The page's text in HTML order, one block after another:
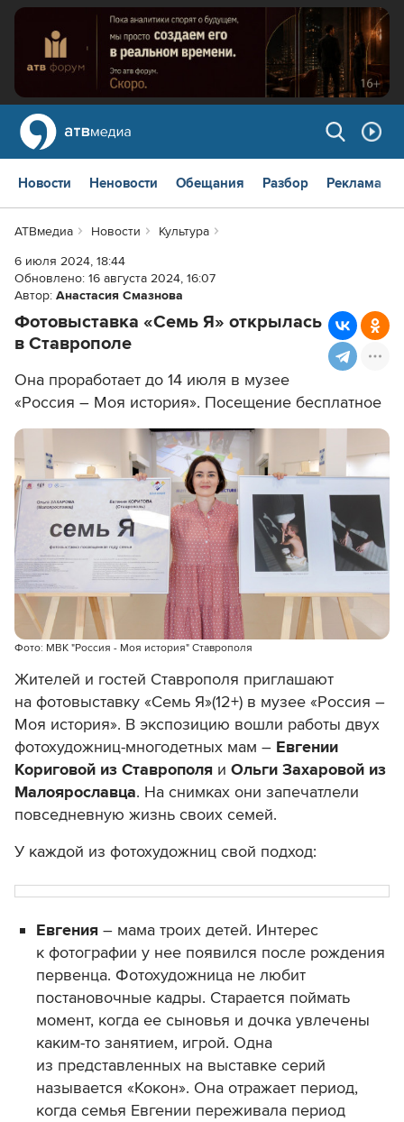
Новости Неновости Обещания Разбор Реклама
АТВмедиа Новости
Культура
6 июля 2024, 18:44
Обновлено: 16 августа 2024, 16:07
Автор: Анастасия Смазнова
Фотовыставка «Семь Я» открылась
в Ставрополе
Она проработает до 14 июля в музее
«Россия – Моя история». Посещение бесплатное
Фото: МВК "Россия - Моя история" Ставрополя
Жителей и гостей Ставрополя приглашают
на фотовыставку «Семь Я»(12+) в музее «Россия –
Моя история». В экспозицию вошли работы двух
фотохудожниц-многодетных мам – Евгении
Кориговой из Ставрополя и Ольги Захаровой из
Малоярославца. На снимках они запечатлели
повседневную жизнь своих семей.
У каждой из фотохудожниц свой подход:
Евгения – мама троих детей. Интерес
к фотографии у нее появился после рождения
первенца. Фотохудожница не любит
постановочные кадры. Старается поймать
момент, когда ее сыновья и дочка увлечены
каким-то занятием, игрой. Одна
из представленных на выставке серий
называется «Кокон». Она отражает период,
когда семья Евгении переживала период